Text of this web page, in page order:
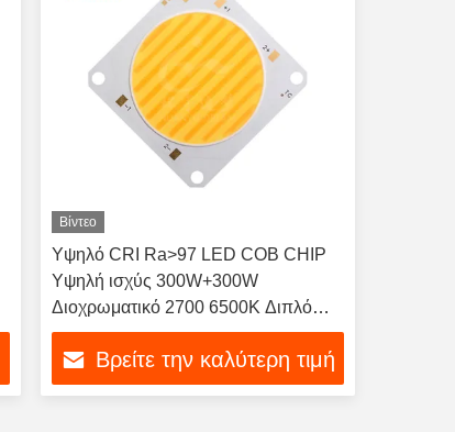
Βίντεο
Υψηλό CRI Ra>97 LED COB CHIP
Υψηλή ισχύς 300W+300W
Διοχρωματικό 2700 6500K Διπλό
CCT
Βρείτε την καλύτερη τιμή